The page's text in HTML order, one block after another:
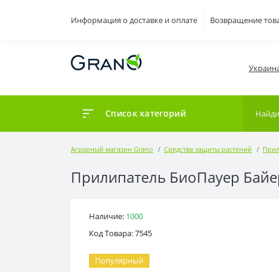
Информация о доставке и оплате Возвращение
Список категорий
Аграрный магазин Grano Средства защиты растений
Прилипатель БиоПауер
Наличие: 1000
Код Товара: 7545
Популярный